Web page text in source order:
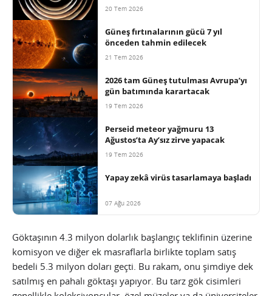
20 Tem 2026
Güneş fırtınalarının gücü 7 yıl
önceden tahmin edilecek
21 Tem 2026
2026 tam Güneş tutulması Avrupa’yı
gün batımında karartacak
19 Tem 2026
Perseid meteor yağmuru 13
Ağustos’ta Ay’sız zirve yapacak
19 Tem 2026
Yapay zekâ virüs tasarlamaya başladı
07 Ağu 2026
Göktaşının 4.3 milyon dolarlık başlangıç teklifinin üzerine
komisyon ve diğer ek masraflarla birlikte toplam satış
bedeli 5.3 milyon doları geçti. Bu rakam, onu şimdiye dek
satılmış en pahalı göktaşı yapıyor. Bu tarz gök cisimleri